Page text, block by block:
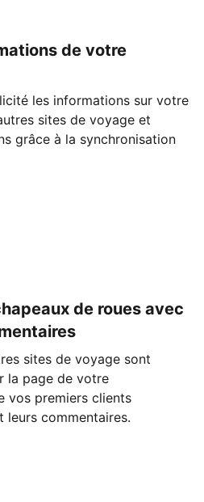
de votre
les informations sur votre
sites de voyage et
grâce à la synchronisation
de roues avec
sites de voyage sont
la page de votre
vos premiers clients
leurs commentaires.